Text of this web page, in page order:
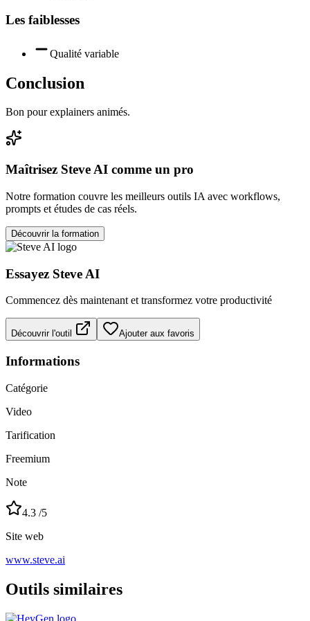
Les faiblesses
Qualité variable
Conclusion
Bon pour explainers animés.
Maîtrisez Steve AI comme un pro
Notre formation couvre les meilleurs outils IA avec workflows,
prompts et études de cas réels.
Découvrir la formation
Essayez Steve AI
Commencez dès maintenant et transformez votre productivité
Découvrir l'outil Ajouter aux favoris
Informations
Catégorie
Video
Tarification
Freemium
Note
4.3 /5
Site web
www.steve.ai
Outils similaires